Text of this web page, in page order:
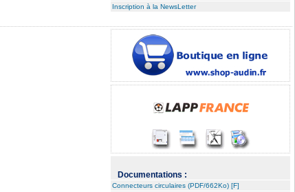
Inscription à la NewsLetter
Documentations :
Connecteurs circulaires (PDF/662Ko) [F]